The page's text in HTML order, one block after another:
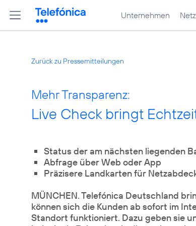
Unternehmen
Zurück zu Pressemitteilungen
Mehr Transparenz:
Live Check bringt
Status der am nächsten liegenden
Abfrage über Web oder App
Präzisere Landkarten für
MÜNCHEN. Telefónica Deutschland
können sich die Kunden ab sofort im
Standort funktioniert. Dazu geben sie